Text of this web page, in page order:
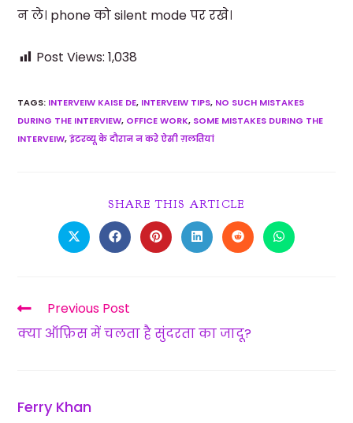
न ले। phone को silent mode पर रखे।
Post Views: 1,038
TAGS: INTERVEIW KAISE DE, INTERVEIW TIPS, NO SUCH MISTAKES
DURING THE INTERVIEW, OFFICE WORK, SOME MISTAKES DURING THE
INTERVEIW, इंटरव्यू के दौरान न करे ऐसी ग़लतियां
SHARE THIS ARTICLE
Previous Post
क्या ऑफ़िस में चलता है सुंदरता का जादू?
Ferry Khan